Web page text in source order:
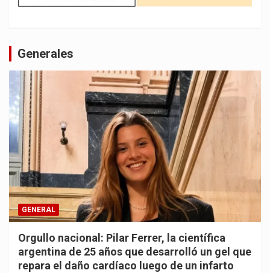
Generales
GENERAL
Orgullo nacional: Pilar Ferrer, la científica
argentina de 25 años que desarrolló un gel que
repara el daño cardíaco luego de un infarto